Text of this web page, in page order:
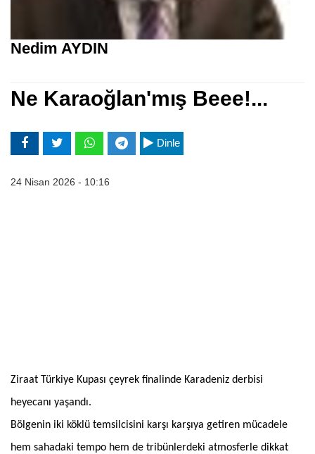
Nedim AYDIN
Ne Karaoğlan'mış Beee!...
Dinle
24 Nisan 2026 - 10:16
Ziraat Türkiye Kupası çeyrek finalinde Karadeniz derbisi
heyecanı yaşandı.
Bölgenin iki köklü temsilcisini karşı karşıya getiren mücadele
hem sahadaki tempo hem de tribünlerdeki atmosferle dikkat